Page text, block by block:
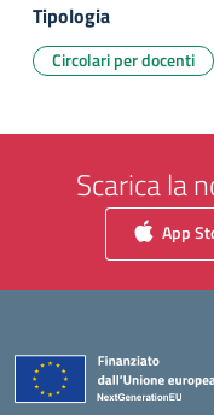
Tipologia
Circolari per docenti
Scarica la
App